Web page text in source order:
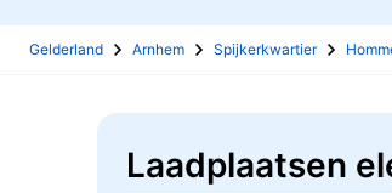
Gelderland Arnhem Spijkerkwartier
Laadplaatsen